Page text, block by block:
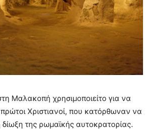
Μαλακοπή χρησιμοποιείτο για να
πρώτοι Χριστιανοί, που κατόρθωναν να
της ρωμαϊκής αυτοκρατορίας.